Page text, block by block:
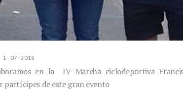
1 - 07 - 2018
en la IV Marcha ciclodeportiva
de este gran evento